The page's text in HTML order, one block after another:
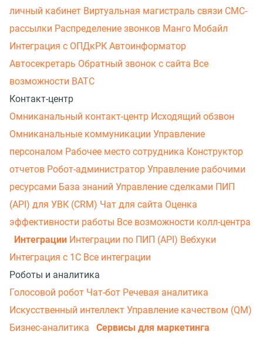
личный кабинет Виртуальная магистраль связи СМС-
рассылки Распределение звонков Манго Мобайл
Интеграция с ОПДкРК Автоинформатор
Автосекретарь Обратный звонок с сайта Все
возможности ВАТС
Контакт-центр
Омниканальный контакт-центр Исходящий обзвон
Омниканальные коммуникации Управление
персоналом Рабочее место сотрудника Конструктор
отчетов Робот-администратор Управление рабочими
ресурсами База знаний Управление сделками ПИП
(API) для УВК (CRM) Чат для сайта Оценка
эффективности работы Все возможности колл-центра
Интеграции Интеграции по ПИП (API) Вебхуки
Интеграция с 1С Все интеграции
Роботы и аналитика
Голосовой робот Чат-бот Речевая аналитика
Искусственный интеллект Управление качеством (QM)
Бизнес-аналитика
Сервисы для маркетинга